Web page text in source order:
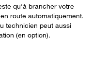
qu’à brancher votre
route automatiquement.
technicien peut aussi
(en option).